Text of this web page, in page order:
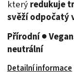
kterýredukuje
svěží odpočatý
Přírodní ●
neutrální
Detailní informace